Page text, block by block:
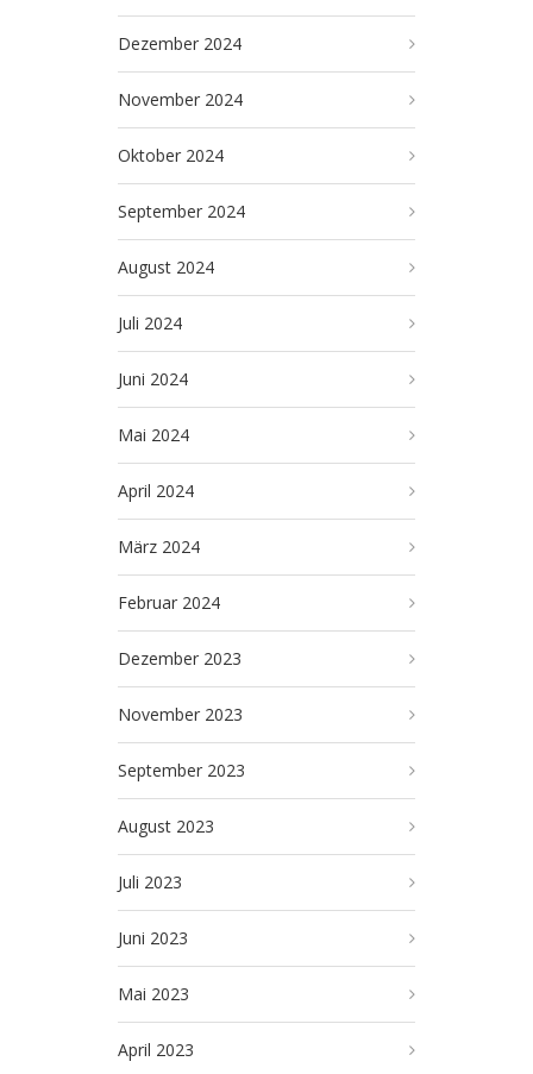
Dezember 2024
November 2024
Oktober 2024
September 2024
August 2024
Juli 2024
Juni 2024
Mai 2024
April 2024
März 2024
Februar 2024
Dezember 2023
November 2023
September 2023
August 2023
Juli 2023
Juni 2023
Mai 2023
April 2023